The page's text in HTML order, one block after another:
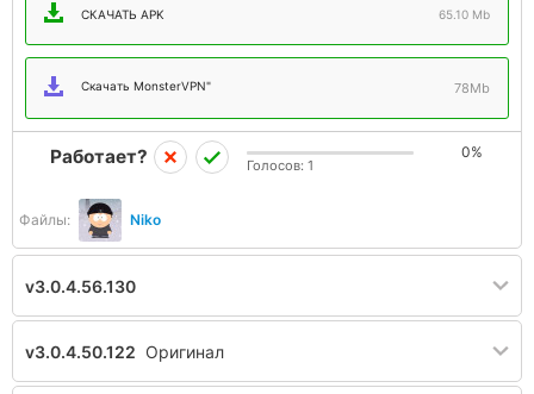
СКАЧАТЬ APK 65.10 Mb
Скачать MonsterVPN" 78Mb
Файлы: Niko
Работает? 0%
Голосов: 1
v3.0.4.56.130
v3.0.4.50.122 Оригинал